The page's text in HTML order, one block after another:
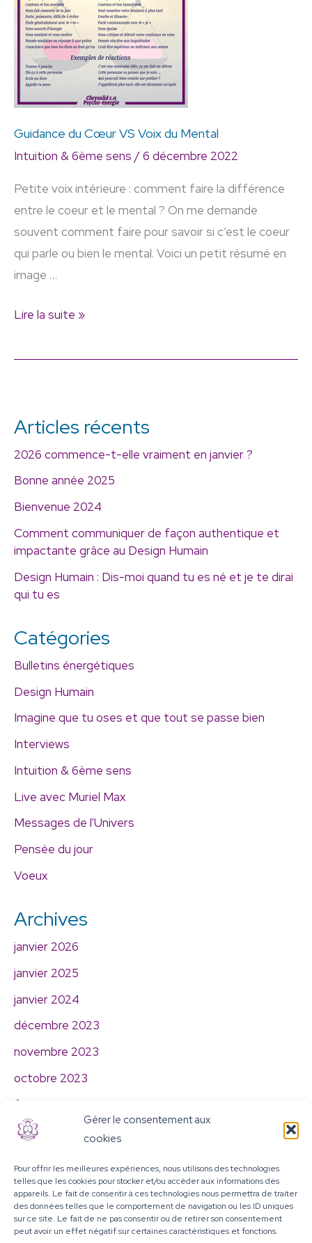
Gérer le consentement aux
cookies
Pour offrir les meilleures expériences, nous utilisons des technologies
telles que les cookies pour stocker et/ou accéder aux informations des
appareils. Le fait de consentir à ces technologies nous permettra de traiter
des données telles que le comportement de navigation ou les ID uniques
sur ce site. Le fait de ne pas consentir ou de retirer son consentement
peut avoir un effet négatif sur certaines caractéristiques et fonctions.
Guidance du Cœur VS Voix du Mental
Intuition & 6ème sens / 6 décembre 2022
Petite voix intérieure : comment faire la différence
entre le coeur et le mental ? On me demande
souvent comment faire pour savoir si c’est le coeur
qui parle ou bien le mental. Voici un petit résumé en
image …
VS
Voix
du
Mental
Lire la suite »
Articles récents
2026 commence-t-elle vraiment en janvier ?
Bonne année 2025
Bienvenue 2024
Comment communiquer de façon authentique et
impactante grâce au Design Humain
Design Humain : Dis-moi quand tu es né et je te dirai
qui tu es
Catégories
Bulletins énergétiques
Design Humain
Imagine que tu oses et que tout se passe bien
Interviews
Intuition & 6ème sens
Live avec Muriel Max
Messages de l'Univers
Pensée du jour
Voeux
Archives
janvier 2026
janvier 2025
janvier 2024
décembre 2023
novembre 2023
octobre 2023
février 2023
janvier 2023
novembre 2022